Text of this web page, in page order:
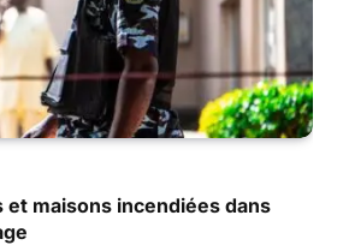
et maisons incendiées dans